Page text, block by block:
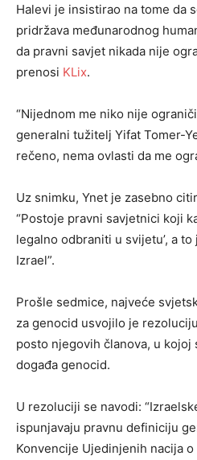
Halevi je insistirao na tome da
pridržava međunarodnog
da pravni savjet nikada nije
prenosi KLix.
“Nijednom me niko nije
generalni tužitelj Yifat Tomer-
rečeno, nema ovlasti da me
Uz snimku, Ynet je zasebno
“Postoje pravni savjetnici koji
legalno odbraniti u svijetu’, a
Izrael”.
Prošle sedmice, najveće
za genocid usvojilo je
posto njegovih članova, u kojoj
događa genocid.
U rezoluciji se navodi:
ispunjavaju pravnu definiciju
Konvencije Ujedinjenih nacija